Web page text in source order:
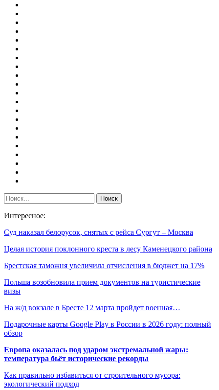
Интересное:
Суд наказал белорусок, снятых с рейса Сургут – Москва
Целая история поклонного креста в лесу Каменецкого района
Брестская таможня увеличила отчисления в бюджет на 17%
Польша возобновила прием документов на туристические
визы
На ж/д вокзале в Бресте 12 марта пройдет военная…
Подарочные карты Google Play в России в 2026 году: полный
обзор
Европа оказалась под ударом экстремальной жары:
температура бьёт исторические рекорды
Как правильно избавиться от строительного мусора:
экологический подход